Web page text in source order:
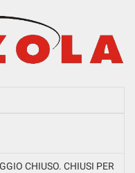
CHIUSO. CHIUSI PER